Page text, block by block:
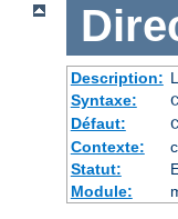
Description:
Syntaxe:
Défaut:
Contexte:
Statut:
Module: